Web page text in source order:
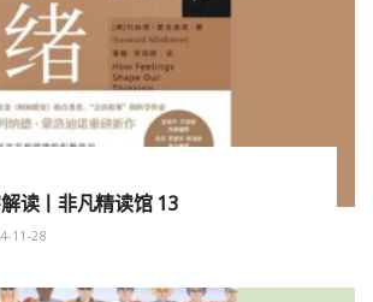
解读丨非凡精读馆 13
11-28